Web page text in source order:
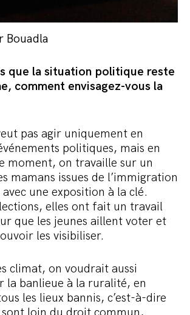
Bouadla
que la situation politique reste
comment envisagez-vous la
pas agir uniquement en
politiques, mais en
moment, on travaille sur un
mamans issues de l’immigration
une exposition à la clé.
elles ont fait un travail
que les jeunes aillent voter et
les visibiliser.
climat, on voudrait aussi
la banlieue à la ruralité, en
les lieux bannis, c’est-à-dire